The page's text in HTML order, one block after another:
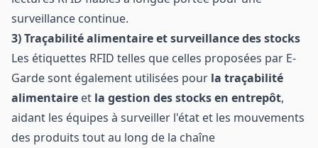
surveillance continue.
3) Traçabilité alimentaire et surveillance des stocks
Les étiquettes RFID telles que celles proposées par E-
Garde sont également utilisées pour la traçabilité
alimentaire et la gestion des stocks en entrepôt,
aidant les équipes à surveiller l'état et les mouvements
des produits tout au long de la chaîne